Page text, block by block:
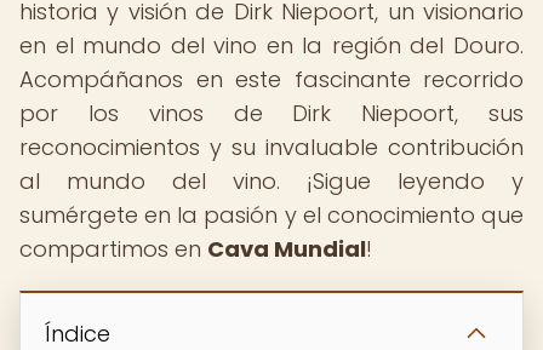
historia y visión de Dirk Niepoort, un visionario
en el mundo del vino en la región del Douro.
Acompáñanos en este fascinante recorrido
por los vinos de Dirk Niepoort, sus
reconocimientos y su invaluable contribución
al mundo del vino. ¡Sigue leyendo y
sumérgete en la pasión y el conocimiento que
compartimos en Cava Mundial!
Índice